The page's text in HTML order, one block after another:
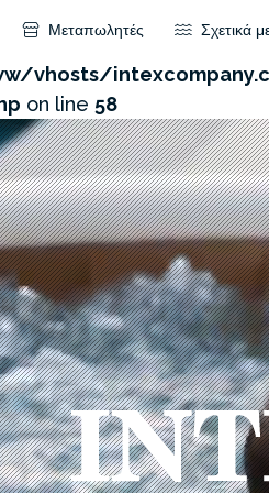
product/
vhosts/
on line 58
Μεταπωλητές Σχετικά